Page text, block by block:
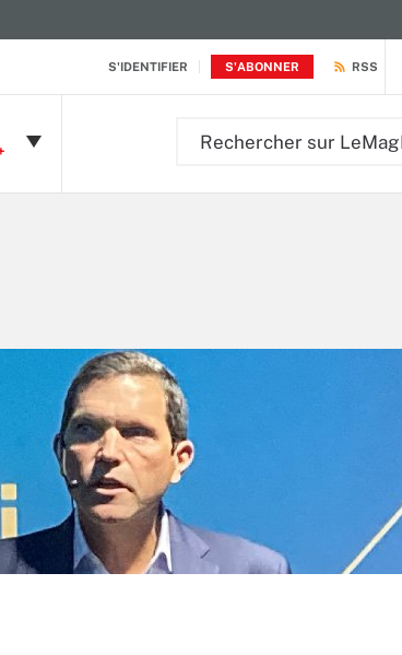
S'IDENTIFIER S'ABONNER RSS